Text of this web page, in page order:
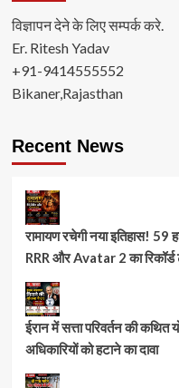
विज्ञापन देने के लिए सम्पर्क करे.
Er. Ritesh Yadav
+91-9414555552
Bikaner,Rajasthan
Recent News
रामायण रचेगी नया इतिहास! 59
RRR और Avatar 2 का रिकॉर्ड
ईरान में सत्ता परिवर्तन की कथित
अधिकारियों को हटाने का दावा